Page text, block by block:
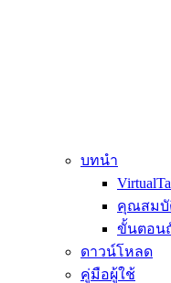
บทนำ
คุณสมบั
ขั้นตอน
ดาวน์โหลด
คู่มือผู้ใช้